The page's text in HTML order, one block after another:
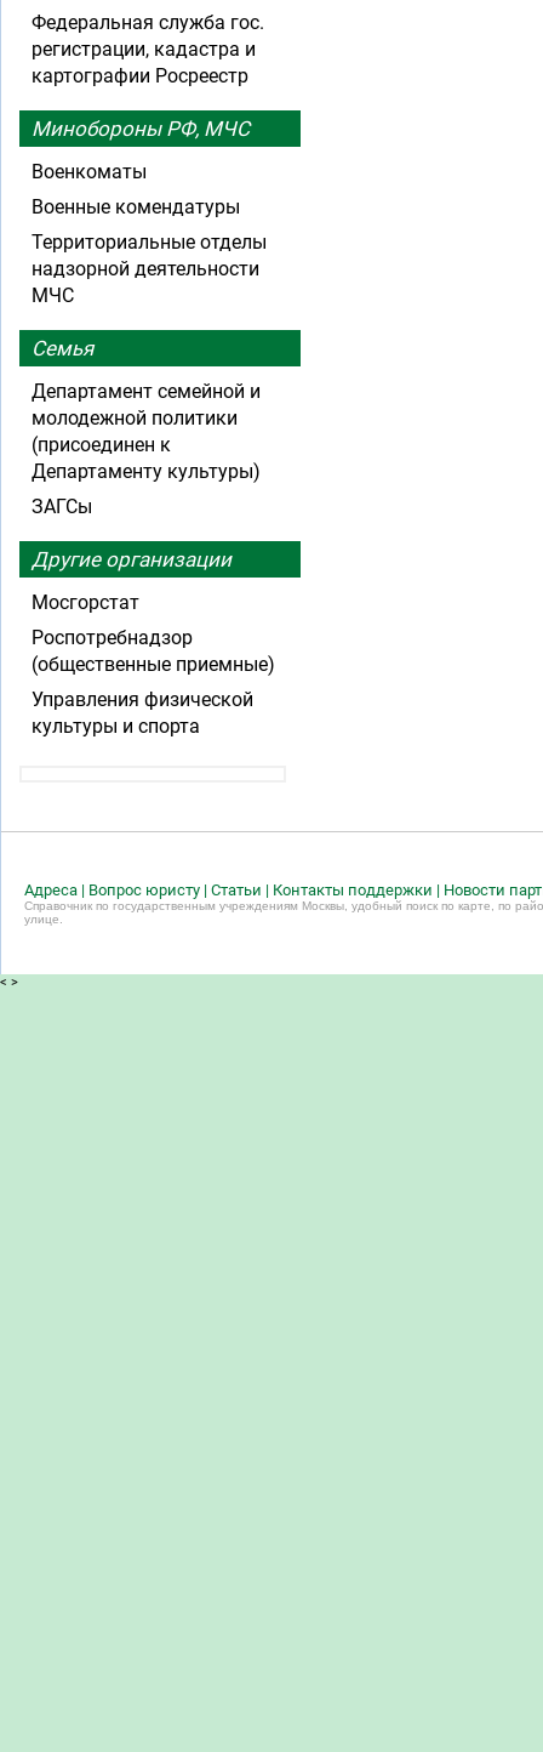
Федеральная служба гос.
регистрации, кадастра и
картографии Росреестр
Минобороны РФ, МЧС
Военкоматы
Военные комендатуры
Территориальные отделы
надзорной деятельности
МЧС
Семья
Департамент семейной и
молодежной политики
(присоединен к
Департаменту культуры)
ЗАГСы
Другие организации
Мосгорстат
Роспотребнадзор
(общественные приемные)
Управления физической
культуры и спорта
Адреса | Вопрос юристу | Статьи | Контакты поддержки | Новости
Справочник по государственным учреждениям Москвы, удобный поиск по карте, по
улице.
< >